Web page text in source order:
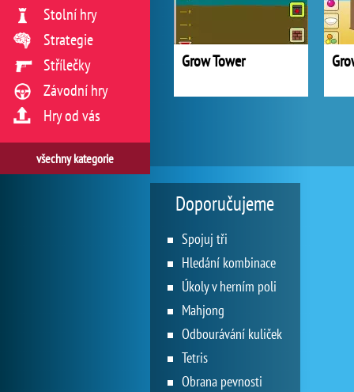
Grow Tower
Stolní hry
Strategie
Střílečky
Závodní hry
Hry od vás
všechny kategorie
Doporučujeme
Spojuj tři
Hledání kombinace
Úkoly v herním poli
Mahjong
Odbourávání kuliček
Tetris
Obrana pevnosti